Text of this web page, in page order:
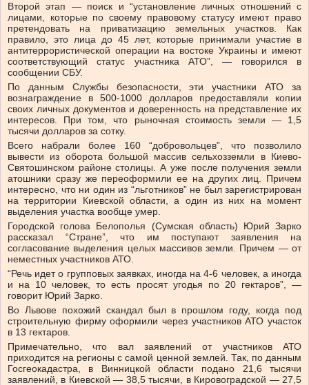
Второй этап — поиск и “установление личных отношений с
лицами, которые по своему правовому статусу имеют право
претендовать на приватизацию земельных участков. Как
правило, это лица до 45 лет, которые принимали участие в
антитеррористической операции на востоке Украины и имеют
соответствующий статус участника АТО”, — говорился в
сообщении СБУ.
По данным Службы безопасности, эти участники АТО за
вознаграждение в 500-1000 долларов предоставляли копии
своих личных документов и доверенность на представление их
интересов. При том, что рыночная стоимость земли — 1,5
тысячи долларов за сотку.
Всего набрали более 160 “добровольцев”, что позволило
вывести из оборота большой массив сельхозземли в Киево-
Святошинском районе столицы. А уже после получения земли
атошники сразу же переоформили ее на других лиц. Причем
интересно, что ни один из “льготников” не был зарегистрирован
на территории Киевской области, а один из них на момент
выделения участка вообще умер.
Городской голова Белополья (Сумская область) Юрий Зарко
рассказал “Стране”, что им поступают заявления на
согласование выделения целых массивов земли. Причем — от
неместных участников АТО.
“Речь идет о групповых заявках, иногда на 4-6 человек, а иногда
и на 10 человек, то есть просят угодья по 20 гектаров”, —
говорит Юрий Зарко.
Во Львове похожий скандал был в прошлом году, когда под
строительную фирму оформили через участников АТО участок
в 13 гектаров.
Примечательно, что вал заявлений от участников АТО
приходится на регионы с самой ценной землей. Так, по данным
Госгеокадастра, в Винницкой области подано 21,6 тысячи
заявлений, в Киевской — 38,5 тысячи, в Кировоградской — 27,5